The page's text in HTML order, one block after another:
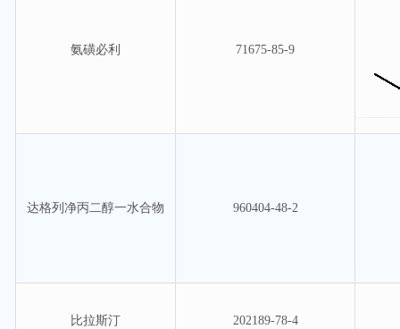
氨磺必利 71675-85-9
达格列净丙二醇一水合物 960404-48-2
比拉斯汀 202189-78-4